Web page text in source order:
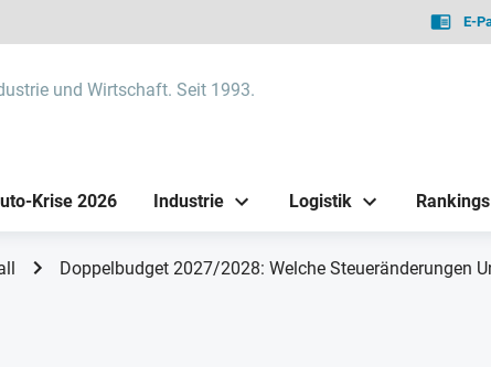
E-
und Wirtschaft. Seit 1993.
Krise 2026 Industrie Logistik Rankings
Doppelbudget 2027/2028: Welche Steueränderungen